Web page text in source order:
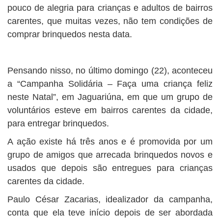
pouco de alegria para crianças e adultos de bairros
carentes, que muitas vezes, não tem condições de
comprar brinquedos nesta data.
Pensando nisso, no último domingo (22), aconteceu
a “Campanha Solidária – Faça uma criança feliz
neste Natal”, em Jaguariúna, em que um grupo de
voluntários esteve em bairros carentes da cidade,
para entregar brinquedos.
A ação existe há três anos e é promovida por um
grupo de amigos que arrecada brinquedos novos e
usados que depois são entregues para crianças
carentes da cidade.
Paulo César Zacarias, idealizador da campanha,
conta que ela teve início depois de ser abordada